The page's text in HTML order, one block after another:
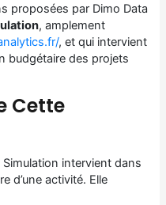
proposées par Dimo Data
, amplement
, et qui intervient
budgétaire des projets
Cette
intervient dans
d’une activité. Elle